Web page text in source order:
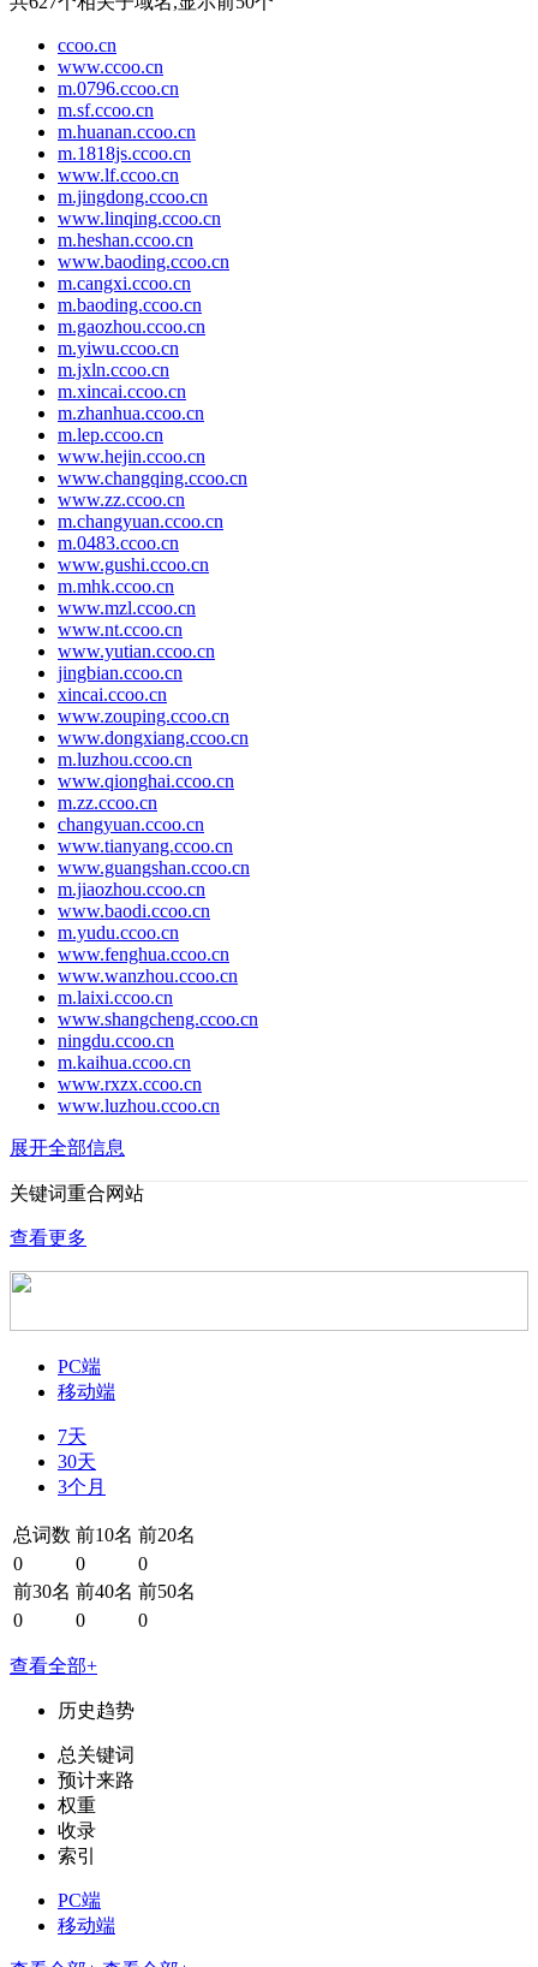
ccoo.cn
www.ccoo.cn
m.0796.ccoo.cn
m.sf.ccoo.cn
m.huanan.ccoo.cn
m.1818js.ccoo.cn
www.lf.ccoo.cn
m.jingdong.ccoo.cn
www.linqing.ccoo.cn
m.heshan.ccoo.cn
www.baoding.ccoo.cn
m.cangxi.ccoo.cn
m.baoding.ccoo.cn
m.gaozhou.ccoo.cn
m.yiwu.ccoo.cn
m.jxln.ccoo.cn
m.xincai.ccoo.cn
m.zhanhua.ccoo.cn
m.lep.ccoo.cn
www.hejin.ccoo.cn
www.changqing.ccoo.cn
www.zz.ccoo.cn
m.changyuan.ccoo.cn
m.0483.ccoo.cn
www.gushi.ccoo.cn
m.mhk.ccoo.cn
www.mzl.ccoo.cn
www.nt.ccoo.cn
www.yutian.ccoo.cn
jingbian.ccoo.cn
xincai.ccoo.cn
www.zouping.ccoo.cn
www.dongxiang.ccoo.cn
m.luzhou.ccoo.cn
www.qionghai.ccoo.cn
m.zz.ccoo.cn
changyuan.ccoo.cn
www.tianyang.ccoo.cn
www.guangshan.ccoo.cn
m.jiaozhou.ccoo.cn
www.baodi.ccoo.cn
m.yudu.ccoo.cn
www.fenghua.ccoo.cn
www.wanzhou.ccoo.cn
m.laixi.ccoo.cn
www.shangcheng.ccoo.cn
ningdu.ccoo.cn
m.kaihua.ccoo.cn
www.rxzx.ccoo.cn
www.luzhou.ccoo.cn
展开全部信息
关键词重合网站
查看更多
PC端
移动端
7天
30天
3个月
总词数 前10名 前20名
0
0
0
前30名 前40名 前50名
0
0 0
查看全部+
历史趋势
总关键词
预计来路
权重
收录
索引
PC端
移动端